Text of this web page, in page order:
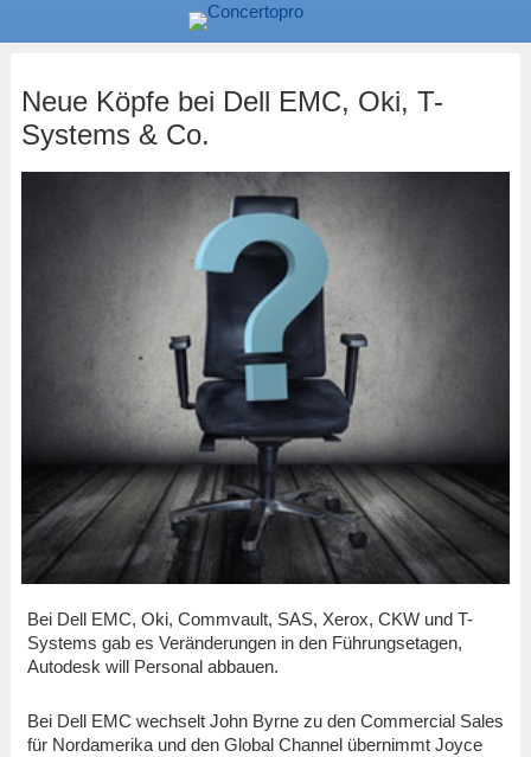
Neue Köpfe bei Dell EMC, Oki, T-
Systems & Co.
Bei Dell EMC, Oki, Commvault, SAS, Xerox, CKW und T-
Systems gab es Veränderungen in den Führungsetagen,
Autodesk will Personal abbauen.
Bei Dell EMC wechselt John Byrne zu den Commercial Sales
für Nordamerika und den Global Channel übernimmt Joyce